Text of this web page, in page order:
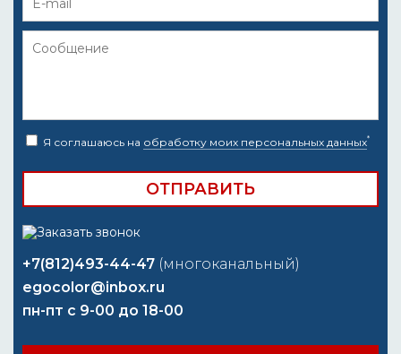
Я соглашаюсь на обработку моих персональных данных*
+7(812)493-44-47 (многоканальный)
egocolor@inbox.ru
пн-пт с 9-00 до 18-00